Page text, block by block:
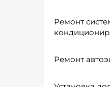
Ремонт
Ремонт